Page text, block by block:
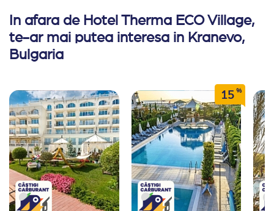
In afara de Hotel Therma ECO Village,
te-ar mai putea interesa in Kranevo,
Bulgaria
15 %